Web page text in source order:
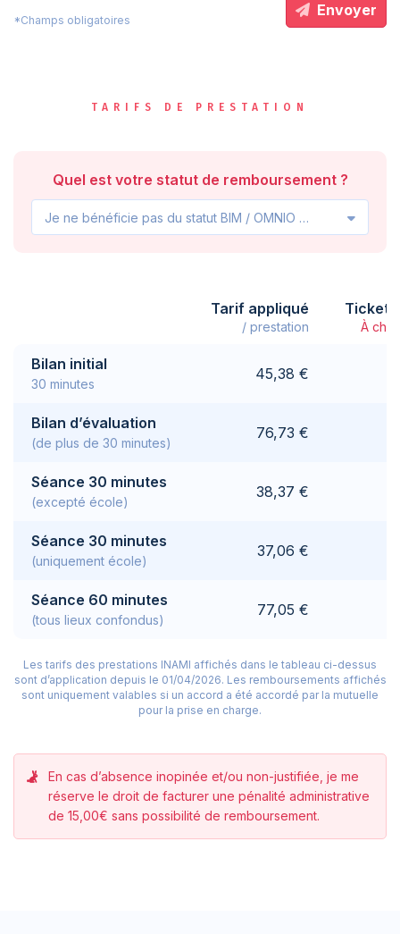
*Champs obligatoires
Envoyer
TARIFS DE PRESTATION
Quel est votre statut de remboursement ?
Je ne bénéficie pas du statut BIM / OMNIO / VIPO
Tarif appliqué
/ prestation
Ticket
À
Bilan initial
30 minutes
45,38 €
Bilan d’évaluation
(de plus de 30 minutes)
76,73 €
Séance 30 minutes
(excepté école)
38,37 €
Séance 30 minutes
(uniquement école)
37,06 €
Séance 60 minutes
(tous lieux confondus)
77,05 €
Les tarifs des prestations INAMI affichés dans le tableau ci-dessus
sont d’application depuis le 01/04/2026. Les remboursements affichés
sont uniquement valables si un accord a été accordé par la mutuelle
pour la prise en charge.
En cas d’absence inopinée et/ou non-justifiée, je me
réserve le droit de facturer une pénalité administrative
de 15,00€ sans possibilité de remboursement.